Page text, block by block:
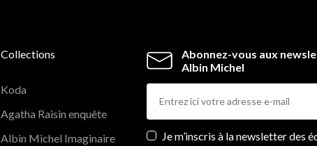
Abonnez-vous aux
Albin Michel
Newsletters
Je m’inscris à la newsletter des
Collections
Koda
Agatha Raisin enquête
Albin Michel Imaginaire